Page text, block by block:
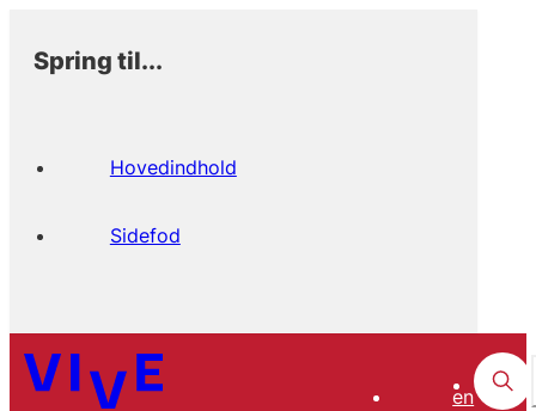
Spring til...
Hovedindhold
Sidefod
en